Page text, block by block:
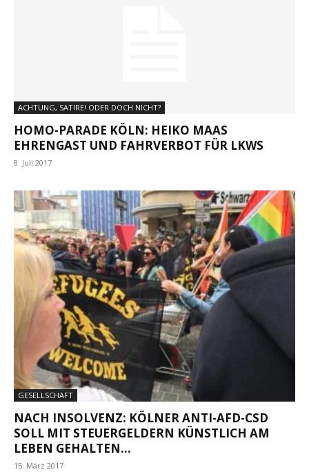
ACHTUNG, SATIRE! ODER DOCH NICHT?
HOMO-PARADE KÖLN: HEIKO MAAS
EHRENGAST UND FAHRVERBOT FÜR LKWS
8. Juli 2017
GESELLSCHAFT
NACH INSOLVENZ: KÖLNER ANTI-AFD-CSD
SOLL MIT STEUERGELDERN KÜNSTLICH AM
LEBEN GEHALTEN...
15. März 2017